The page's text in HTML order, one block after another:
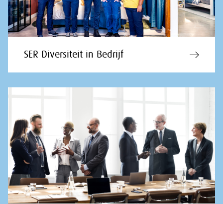
SER Diversiteit in Bedrijf